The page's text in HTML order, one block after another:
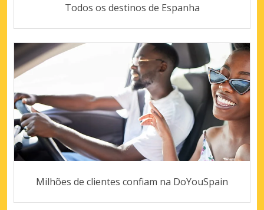
Todos os destinos de Espanha
Milhões de clientes confiam na DoYouSpain